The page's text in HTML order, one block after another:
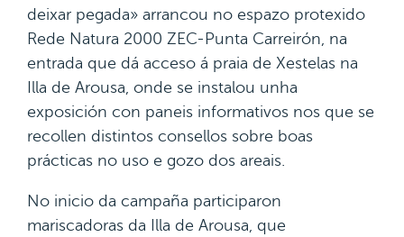
deixar pegada» arrancou no espazo protexido
Rede Natura 2000 ZEC-Punta Carreirón, na
entrada que dá acceso á praia de Xestelas na
Illa de Arousa, onde se instalou unha
exposición con paneis informativos nos que se
recollen distintos consellos sobre boas
prácticas no uso e gozo dos areais.
No inicio da campaña participaron
mariscadoras da Illa de Arousa, que